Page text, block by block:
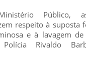
Público,
respeito à suposta
e à lavagem
Rivaldo